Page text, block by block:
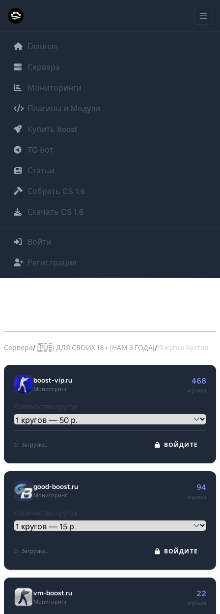
Главная
Сервера
Мониторинги
Плагины и Модули
Купить Boost
TG Бот
Статьи
Собрать CS 1.6
Скачать CS 1.6
Войти
Регистрация
Сервера/ |͇̿P͇̿U͇̿B͇̿| ДЛЯ СВОИХ 18+ |НАМ 3 ГОДА| /Покупка бустов
boost-vip.ru
Мониторинг
468
игроков
Количество кругов
Загрузка... ВОЙДИТЕ
good-boost.ru
Мониторинг
94
игроков
Количество кругов
Загрузка... ВОЙДИТЕ
vm-boost.ru
Мониторинг
22
игроков